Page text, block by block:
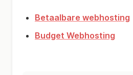
Betaalbare webhosting
Budget Webhosting